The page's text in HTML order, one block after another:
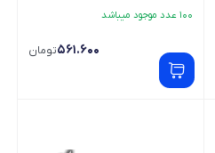
100 عدد موجود میباشد
561.600تومان